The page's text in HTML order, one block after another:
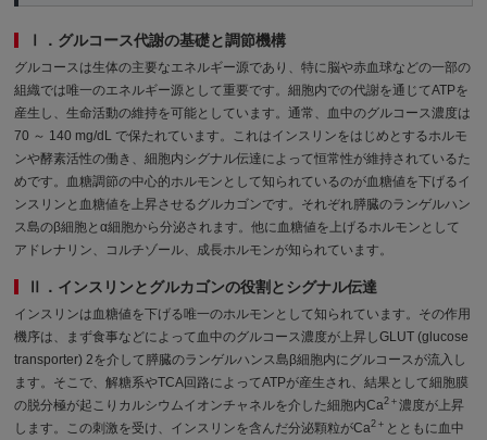
Ⅰ．グルコース代謝の基礎と調節機構
グルコースは生体の主要なエネルギー源であり、特に脳や赤血球などの一部の
組織では唯一のエネルギー源として重要です。細胞内での代謝を通じてATPを
産生し、生命活動の維持を可能としています。通常、血中のグルコース濃度は
70 ～ 140 mg/dL で保たれています。これはインスリンをはじめとするホルモ
ンや酵素活性の働き、細胞内シグナル伝達によって恒常性が維持されているた
めです。血糖調節の中心的ホルモンとして知られているのが血糖値を下げるイ
ンスリンと血糖値を上昇させるグルカゴンです。それぞれ膵臓のランゲルハン
ス島のβ細胞とα細胞から分泌されます。他に血糖値を上げるホルモンとして
アドレナリン、コルチゾール、成長ホルモンが知られています。
Ⅱ．インスリンとグルカゴンの役割とシグナル伝達
インスリンは血糖値を下げる唯一のホルモンとして知られています。その作用
機序は、まず食事などによって血中のグルコース濃度が上昇しGLUT (glucose
transporter) 2を介して膵臓のランゲルハンス島β細胞内にグルコースが流入し
ます。そこで、解糖系やTCA回路によってATPが産生され、結果として細胞膜
の脱分極が起こりカルシウムイオンチャネルを介した細胞内Ca2＋濃度が上昇
します。この刺激を受け、インスリンを含んだ分泌顆粒がCa2＋ とともに血中